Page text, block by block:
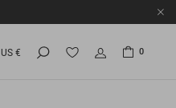
US € 0